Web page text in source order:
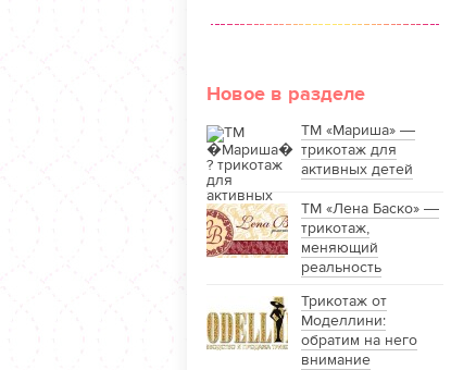
Новое в разделе
ТМ «Мариша» —
трикотаж для
активных детей
ТМ «Лена Баско» —
трикотаж,
меняющий
реальность
Трикотаж от
Моделлини:
обратим на него
внимание